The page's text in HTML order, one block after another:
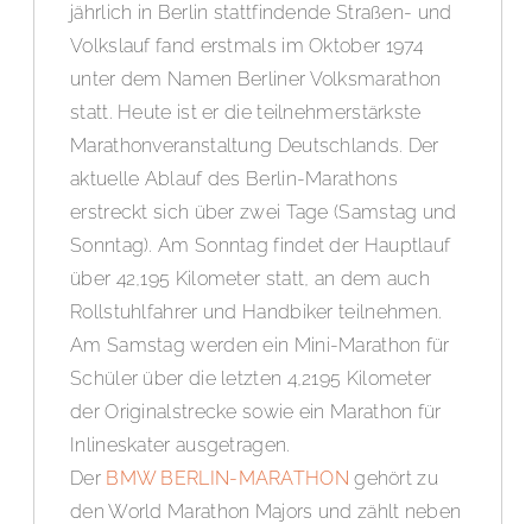
jährlich in Berlin stattfindende Straßen- und
Volkslauf fand erstmals im Oktober 1974
unter dem Namen Berliner Volksmarathon
statt. Heute ist er die teilnehmerstärkste
Marathonveranstaltung Deutschlands. Der
aktuelle Ablauf des Berlin-Marathons
erstreckt sich über zwei Tage (Samstag und
Sonntag). Am Sonntag findet der Hauptlauf
über 42,195 Kilometer statt, an dem auch
Rollstuhlfahrer und Handbiker teilnehmen.
Am Samstag werden ein Mini-Marathon für
Schüler über die letzten 4,2195 Kilometer
der Originalstrecke sowie ein Marathon für
Inlineskater ausgetragen.
Der BMW BERLIN-MARATHON gehört zu
den World Marathon Majors und zählt neben